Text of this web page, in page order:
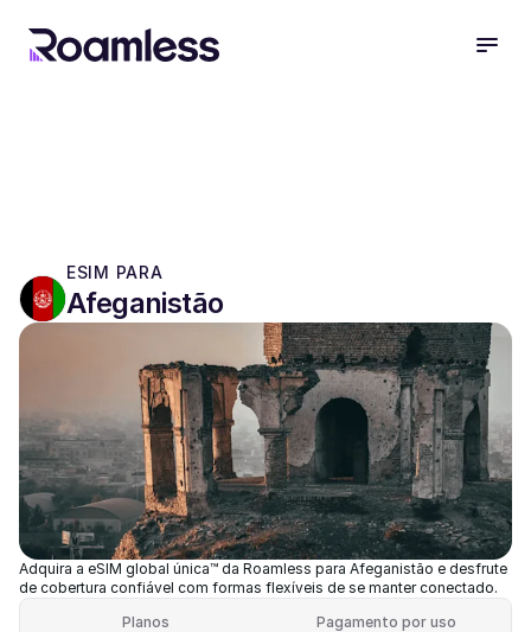
ESIM PARA
Afeganistão
Adquira a eSIM global única™ da Roamless para Afeganistão e desfrute
de cobertura confiável com formas flexíveis de se manter conectado.
Planos
Pagamento por uso